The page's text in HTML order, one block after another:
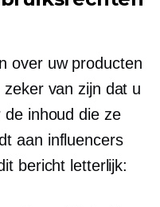
over uw producten
van zijn dat u
inhoud die ze
aan influencers
bericht letterlijk: